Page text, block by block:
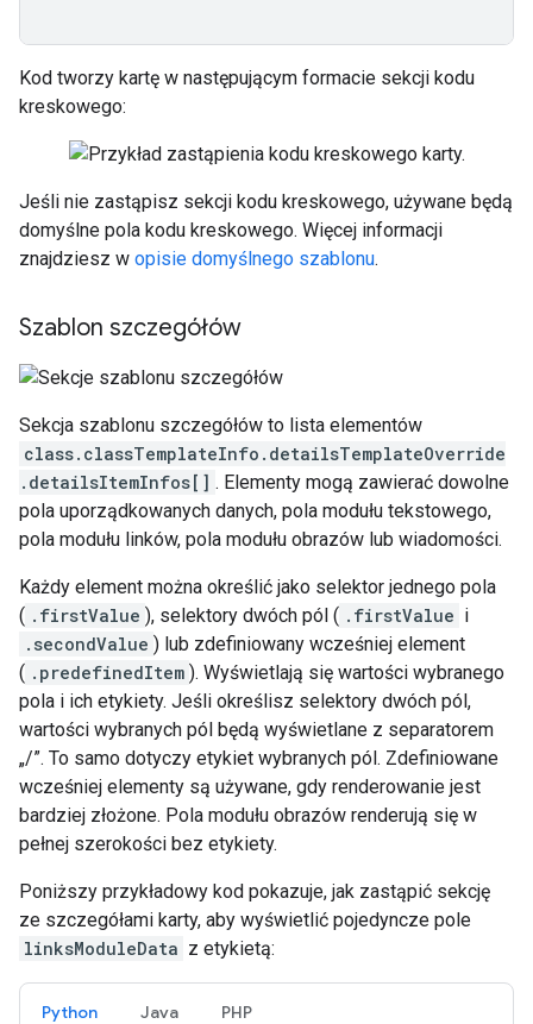
Kod tworzy kartę w następującym formacie sekcji kodu
kreskowego:
Jeśli nie zastąpisz sekcji kodu kreskowego, używane będą
domyślne pola kodu kreskowego. Więcej informacji
znajdziesz w opisie domyślnego szablonu.
Szablon szczegółów
Sekcja szablonu szczegółów to lista elementów
class.classTemplateInfo.detailsTemplateOverride
.detailsItemInfos[] . Elementy mogą zawierać dowolne
pola uporządkowanych danych, pola modułu tekstowego,
pola modułu linków, pola modułu obrazów lub wiadomości.
Każdy element można określić jako selektor jednego pola
( .firstValue ), selektory dwóch pól ( .firstValue i
.secondValue ) lub zdefiniowany wcześniej element
( .predefinedItem ). Wyświetlają się wartości wybranego
pola i ich etykiety. Jeśli określisz selektory dwóch pól,
wartości wybranych pól będą wyświetlane z separatorem
„/”. To samo dotyczy etykiet wybranych pól. Zdefiniowane
wcześniej elementy są używane, gdy renderowanie jest
bardziej złożone. Pola modułu obrazów renderują się w
pełnej szerokości bez etykiety.
Poniższy przykładowy kod pokazuje, jak zastąpić sekcję
ze szczegółami karty, aby wyświetlić pojedyncze pole
linksModuleData z etykietą:
Python Java PHP